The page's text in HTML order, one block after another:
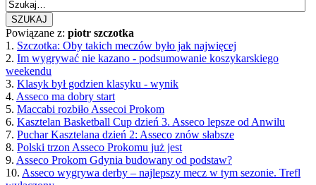
SZUKAJ
Powiązane z: piotr szczotka
1. Szczotka: Oby takich meczów było jak najwięcej
2. Im wygrywać nie kazano - podsumowanie koszykarskiego
weekendu
3. Klasyk był godzien klasyku - wynik
4. Asseco ma dobry start
5. Maccabi rozbiło Assecoi Prokom
6. Kasztelan Basketball Cup dzień 3. Asseco lepsze od Anwilu
7. Puchar Kasztelana dzień 2: Asseco znów słabsze
8. Polski trzon Asseco Prokomu już jest
9. Asseco Prokom Gdynia budowany od podstaw?
10. Asseco wygrywa derby – najlepszy mecz w tym sezonie. Trefl